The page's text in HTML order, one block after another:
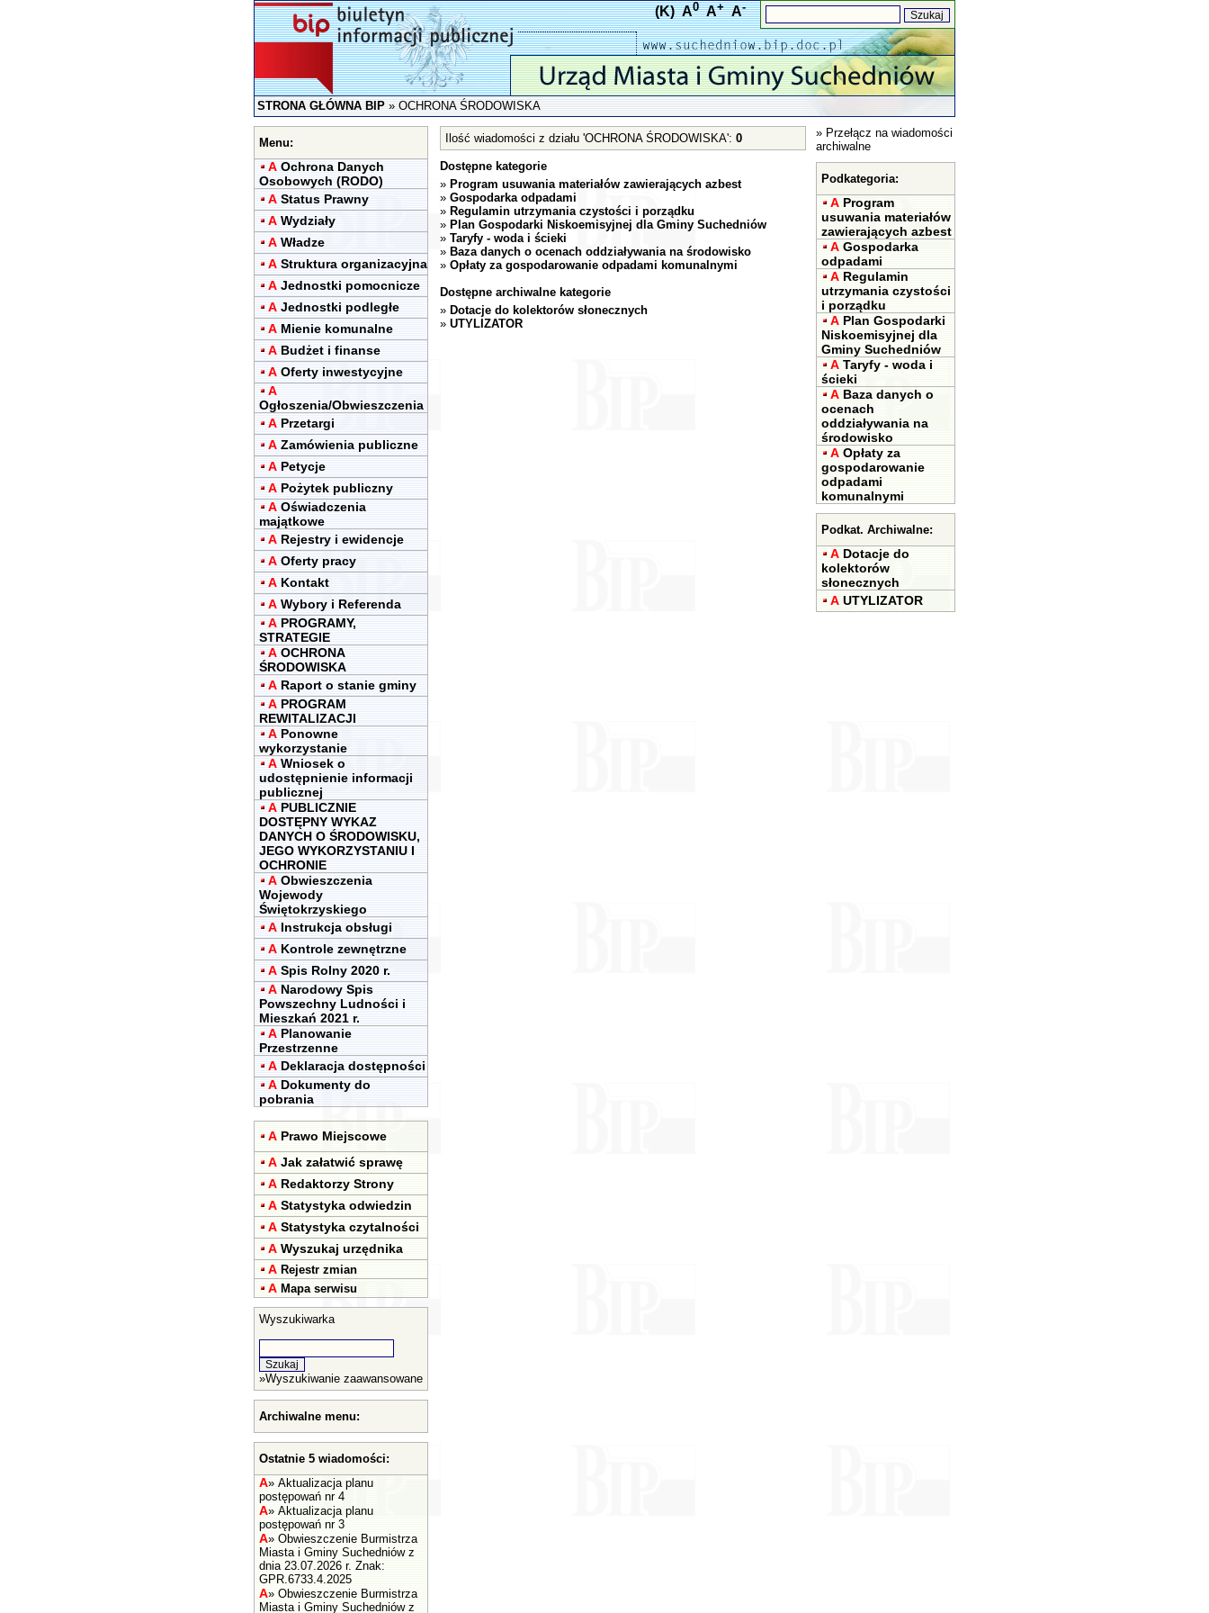
(K) A0 A+ A-
STRONA GŁÓWNA BIP»OCHRONA ŚRODOWISKA
Menu:
A Ochrona Danych
Osobowych (RODO)
A Status Prawny
A Wydziały
A Władze
A Struktura organizacyjna
A Jednostki pomocnicze
A Jednostki podległe
A Mienie komunalne
A Budżet i finanse
A Oferty inwestycyjne
A
Ogłoszenia/Obwieszczenia
A Przetargi
A Zamówienia publiczne
A Petycje
A Pożytek publiczny
A Oświadczenia
majątkowe
A Rejestry i ewidencje
A Oferty pracy
A Kontakt
A Wybory i Referenda
A PROGRAMY,
STRATEGIE
A OCHRONA
ŚRODOWISKA
A Raport o stanie gminy
A PROGRAM
REWITALIZACJI
A Ponowne
wykorzystanie
A Wniosek o
udostępnienie informacji
publicznej
A PUBLICZNIE
DOSTĘPNY WYKAZ
DANYCH O ŚRODOWISKU,
JEGO WYKORZYSTANIU I
OCHRONIE
A Obwieszczenia
Wojewody
Świętokrzyskiego
A Instrukcja obsługi
A Kontrole zewnętrzne
A Spis Rolny 2020 r.
A Narodowy Spis
Powszechny Ludności i
Mieszkań 2021 r.
A Planowanie
Przestrzenne
A Deklaracja dostępności
A Dokumenty do
pobrania
A Prawo Miejscowe
A Jak załatwić sprawę
A Redaktorzy Strony
A Statystyka odwiedzin
A Statystyka czytalności
A Wyszukaj urzędnika
A Rejestr zmian
A Mapa serwisu
Wyszukiwarka
»Wyszukiwanie zaawansowane
Archiwalne menu:
Ostatnie 5 wiadomości:
A» Aktualizacja planu
postępowań nr 4
A» Aktualizacja planu
postępowań nr 3
A» Obwieszczenie Burmistrza
Miasta i Gminy Suchedniów z
dnia 23.07.2026 r. Znak:
GPR.6733.4.2025
A» Obwieszczenie Burmistrza
Miasta i Gminy Suchedniów z
Ilość wiadomości z działu 'OCHRONA ŚRODOWISKA': 0
Dostępne kategorie
» Program usuwania materiałów zawierających azbest
» Gospodarka odpadami
» Regulamin utrzymania czystości i porządku
» Plan Gospodarki Niskoemisyjnej dla Gminy Suchedniów
» Taryfy - woda i ścieki
» Baza danych o ocenach oddziaływania na środowisko
» Opłaty za gospodarowanie odpadami komunalnymi
Dostępne archiwalne kategorie
» Dotacje do kolektorów słonecznych
» UTYLIZATOR
» Przełącz na wiadomości
archiwalne
Podkategoria:
A Program
usuwania materiałów
zawierających azbest
A Gospodarka
odpadami
A Regulamin
utrzymania czystości
i porządku
A Plan Gospodarki
Niskoemisyjnej dla
Gminy Suchedniów
A Taryfy - woda i
ścieki
A Baza danych o
ocenach
oddziaływania na
środowisko
A Opłaty za
gospodarowanie
odpadami
komunalnymi
Podkat. Archiwalne:
A Dotacje do
kolektorów
słonecznych
A UTYLIZATOR